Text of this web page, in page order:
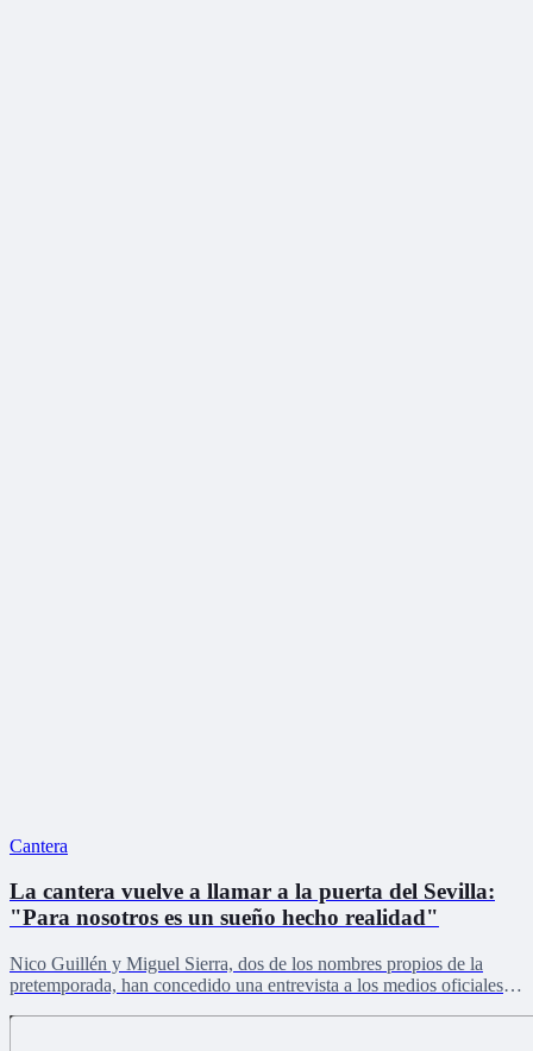
Cantera
La cantera vuelve a llamar a la puerta del Sevilla:
"Para nosotros es un sueño hecho realidad"
Nico Guillén y Miguel Sierra, dos de los nombres propios de la
pretemporada, han concedido una entrevista a los medios oficiales